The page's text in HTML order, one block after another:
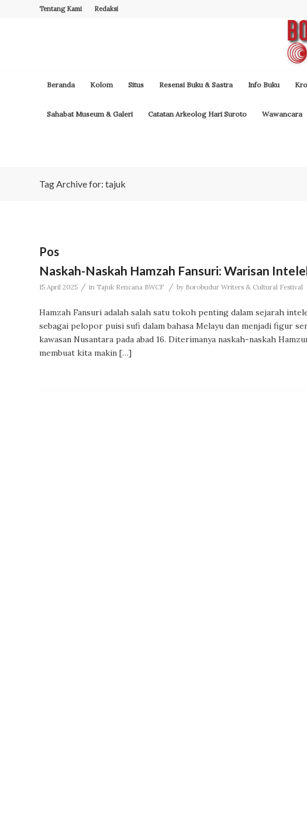
Tentang Kami Redaksi
Beranda Kolom Situs Resensi Buku & Sastra Info Buku
Sahabat Museum & Galeri Catatan Arkeolog Hari Suroto Wawancara
Tag Archive for: tajuk
Pos
Naskah-Naskah Hamzah Fansuri: Warisan
15 April 2025 / in Tajuk Rencana BWCF / by Borobudur Writers & Cultural Festival
Hamzah Fansuri adalah salah satu tokoh penting dalam sejarah
sebagai pelopor puisi sufi dalam bahasa Melayu dan menjadi figur
kawasan Nusantara pada abad 16. Diterimanya naskah-naskah
membuat kita makin […]